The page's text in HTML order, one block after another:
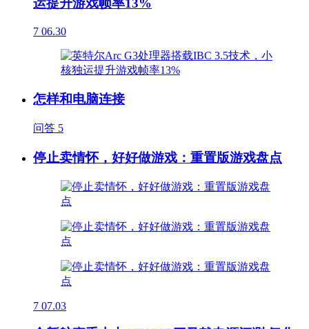
运提升游戏帧率13%
7 06.30
怎样和电脑连接
问答 5
停止卖情怀，好好做游戏：重置版游戏盘点
7 07.03